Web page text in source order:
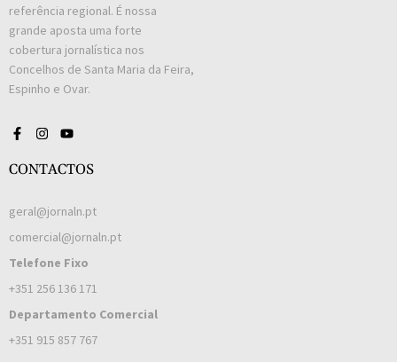
referência regional. É nossa
grande aposta uma forte
cobertura jornalística nos
Concelhos de Santa Maria da Feira,
Espinho e Ovar.
CONTACTOS
geral@jornaln.pt
comercial@jornaln.pt
Telefone Fixo
+351 256 136 171
Departamento Comercial
+351 915 857 767